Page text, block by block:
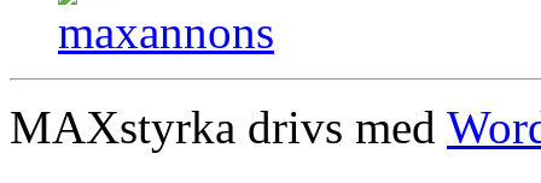
MAXstyrka drivs med